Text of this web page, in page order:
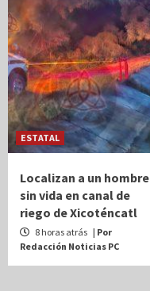
ESTATAL
Localizan a un hombre
sin vida en canal de
riego de Xicoténcatl
8 horas atrás | Por
Redacción Noticias PC